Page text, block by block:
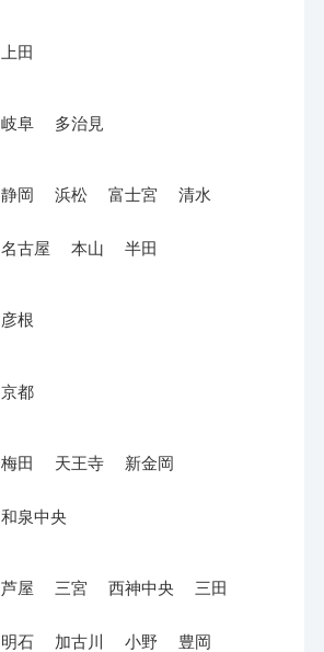
上田
岐阜 多治見
静岡 浜松 富士宮 清水
名古屋 本山 半田
彦根
京都
梅田 天王寺 新金岡
和泉中央
芦屋 三宮 西神中央 三田
明石 加古川 小野 豊岡